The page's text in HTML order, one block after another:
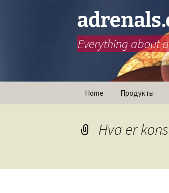
Everything about
Home Продукты
Hva er